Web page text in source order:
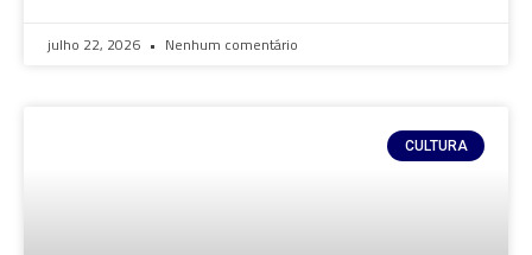
julho 22, 2026 Nenhum comentário
CULTURA